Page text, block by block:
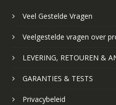
Veel Gestelde Vragen
Veelgestelde vragen over
LEVERING, RETOUREN &
GARANTIES & TESTS
Privacybeleid